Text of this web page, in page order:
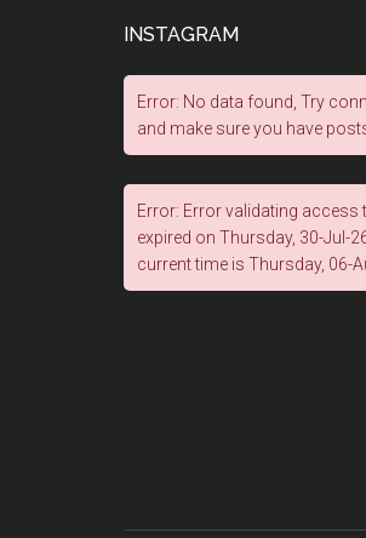
INSTAGRAM
Error: No data found, Try
and make sure you have
Error: Error validating access
expired on Thursday, 30-Jul-
current time is Thursday, 06-